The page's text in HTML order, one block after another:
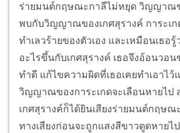
ร่ายมนต์กฤษณะกาลีไม่หยุด วิญญาณข
พบกับวิญญาณของเกศสุรางค์ การะเก
ทำเลวร้ายของตัวเอง และเหมือนเธอรู้
อะไรขึ้นกับเกศสุรางค์ เธอจึงอ้อนวอน
ทำดี แก้ไขความผิดที่เธอเคยทำเอาไ
วิญญาณของการะเกดจะเลือนหายไ
เกศสุรางค์ก็ได้ยินเสียงร่ายมนต์กฤษณ
ทางเสียงก่อนจะถูกแสงสีขาวดูดหายไป